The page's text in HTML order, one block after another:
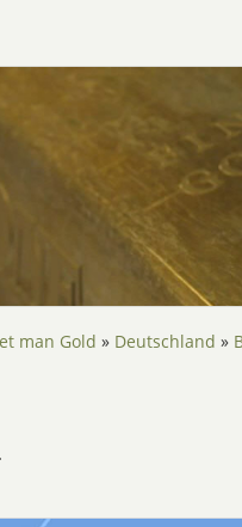
man Gold » Deutschland »